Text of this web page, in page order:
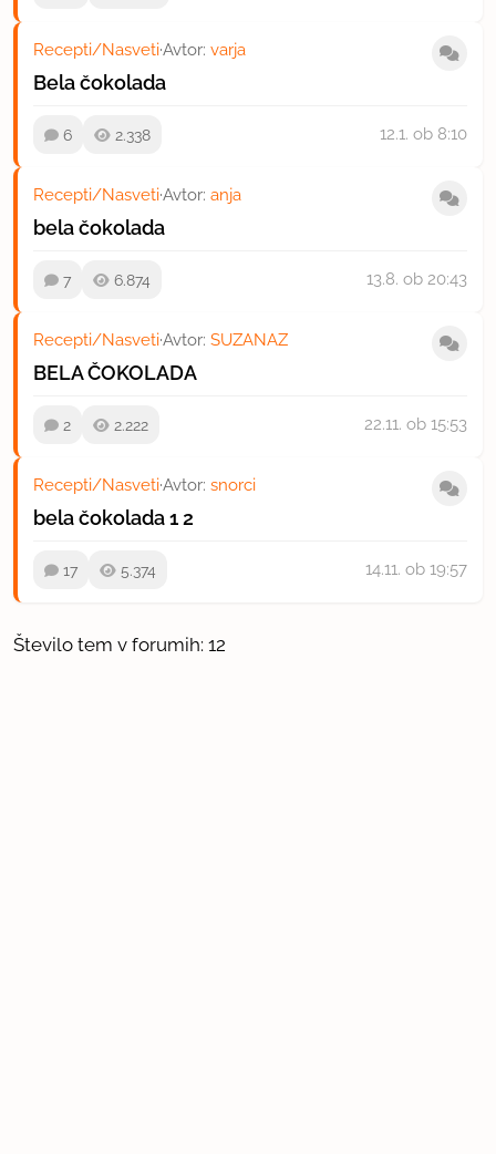
Recepti/Nasveti·Avtor: varja
Bela čokolada
6 2.338 12.1. ob 8:10
Recepti/Nasveti·Avtor: anja
bela čokolada
7 6.874 13.8. ob 20:43
Recepti/Nasveti·Avtor: SUZANAZ
BELA ČOKOLADA
2 2.222 22.11. ob 15:53
Recepti/Nasveti·Avtor: snorci
bela čokolada12
17 5.374 14.11. ob 19:57
Število tem v forumih: 12